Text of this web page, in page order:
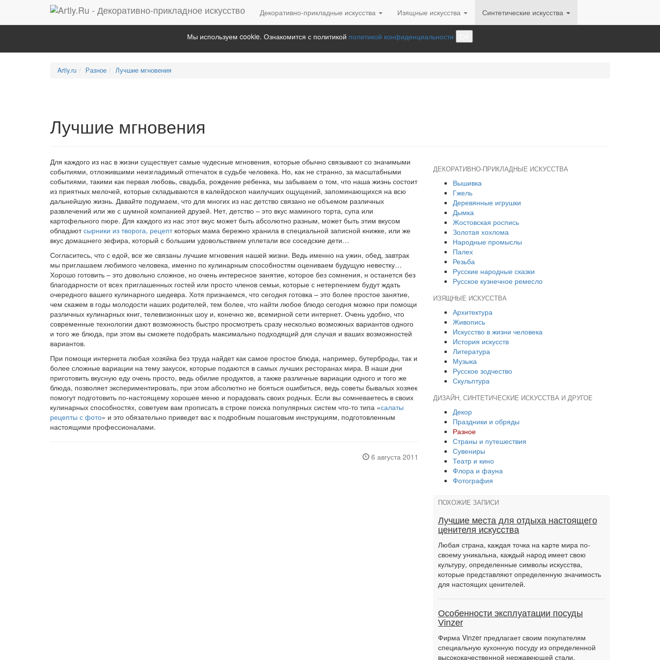
Декоративно-прикладные искусства Изящные искусства Синтетические искусства
Мы используем cookie. Ознакомится с политикой политикой конфиденциальности
Artly.ru Разное Лучшие мгновения
Лучшие мгновения
Для каждого из нас в жизни существует самые чудесные мгновения, которые обычно связывают со значимыми
событиями, отложившими неизгладимый отпечаток в судьбе человека. Но, как не странно, за масштабными
событиями, такими как первая любовь, свадьба, рождение ребенка, мы забываем о том, что наша жизнь состоит
из приятных мелочей, которые складываются в калейдоскоп наилучших ощущений, запоминающихся на всю
дальнейшую жизнь. Давайте подумаем, что для многих из нас детство связано не объемом различных
развлечений или же с шумной компанией друзей. Нет, детство – это вкус маминого торта, супа или
картофельного пюре. Для каждого из нас этот вкус может быть абсолютно разным, может быть этим вкусом
обладаютсырники из творога, рецепткоторых мама бережно хранила в специальной записной книжке, или же
вкус домашнего зефира, который с большим удовольствием уплетали все соседские дети…
Согласитесь, что с едой, все же связаны лучшие мгновения нашей жизни. Ведь именно на ужин, обед, завтрак
мы приглашаем любимого человека, именно по кулинарным способностям оцениваем будущую невестку…
Хорошо готовить – это довольно сложное, но очень интересное занятие, которое без сомнения, н останется без
благодарности от всех приглашенных гостей или просто членов семьи, которые с нетерпением будут ждать
очередного вашего кулинарного шедевра. Хотя признаемся, что сегодня готовка – это более простое занятие,
чем скажем в годы молодости наших родителей, тем более, что найти любое блюдо сегодня можно при помощи
различных кулинарных книг, телевизионных шоу и, конечно же, всемирной сети интернет. Очень удобно, что
современные технологии дают возможность быстро просмотреть сразу несколько возможных вариантов одного
и того же блюда, при этом вы сможете подобрать максимально подходящий для случая и ваших возможностей
вариантов.
При помощи интернета любая хозяйка без труда найдет как самое простое блюда, например, бутерброды, так и
более сложные вариации на тему закусок, которые подаются в самых лучших ресторанах мира. В наши дни
приготовить вкусную еду очень просто, ведь обилие продуктов, а также различные вариации одного и того же
блюда, позволяет экспериментировать, при этом абсолютно не бояться ошибиться, ведь советы бывалых хозяек
помогут подготовить по-настоящему хорошее меню и порадовать своих родных. Если вы сомневаетесь в своих
кулинарных способностях, советуем вам прописать в строке поиска популярных систем что-то типа «салаты
рецепты с фото» и это обязательно приведет вас к подробным пошаговым инструкциям, подготовленным
настоящими профессионалами.
6 августа 2011
ДЕКОРАТИВНО-ПРИКЛАДНЫЕ ИСКУССТВА
Вышивка
Гжель
Деревянные игрушки
Дымка
Жостовская роспись
Золотая хохлома
Народные промыслы
Палех
Резьба
Русские народные сказки
Русское кузнечное ремесло
ИЗЯЩНЫЕ ИСКУССТВА
Архитектура
Живопись
Искусство в жизни человека
История искусств
Литература
Музыка
Русское зодчество
Скульптура
ДИЗАЙН, СИНТЕТИЧЕСКИЕ ИСКУССТВА И ДРУГОЕ
Декор
Праздники и обряды
Разное
Страны и путешествия
Сувениры
Театр и кино
Флора и фауна
Фотография
ПОХОЖИЕ ЗАПИСИ
Лучшие места для отдыха настоящего
ценителя искусства
Любая страна, каждая точка на карте мира по-
своему уникальна, каждый народ имеет свою
культуру, определенные символы искусства,
которые представляют определенную значимость
для настоящих ценителей.
Особенности эксплуатации посуды
Vinzer
Фирма Vinzer предлагает своим покупателям
специальную кухонную посуду из определенной
высококачественной нержавеющей стали.